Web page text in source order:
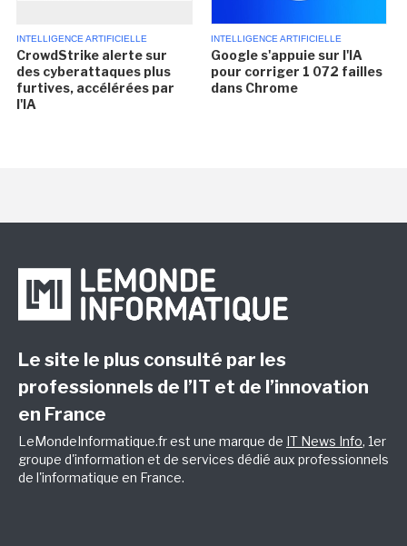
INTELLIGENCE ARTIFICIELLE
CrowdStrike alerte sur
des cyberattaques plus
furtives, accélérées par
l'IA
INTELLIGENCE ARTIFICIELLE
Google s'appuie sur l'IA
pour corriger 1 072 failles
dans Chrome
Le site le plus consulté par les
professionnels de l’IT et de l’innovation
en France
LeMondeInformatique.fr est une marque de IT News Info, 1er
groupe d'information et de services dédié aux professionnels
de l'informatique en France.